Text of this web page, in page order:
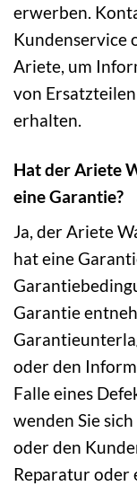
erwerben.
Kundenservice
Ariete, um
von
erhalten.
Hat der Ariete
eine Garantie?
Ja, der Ariete
hat eine
Garantie
oder den
Falle eines
wenden Sie
oder den
Reparatur oder